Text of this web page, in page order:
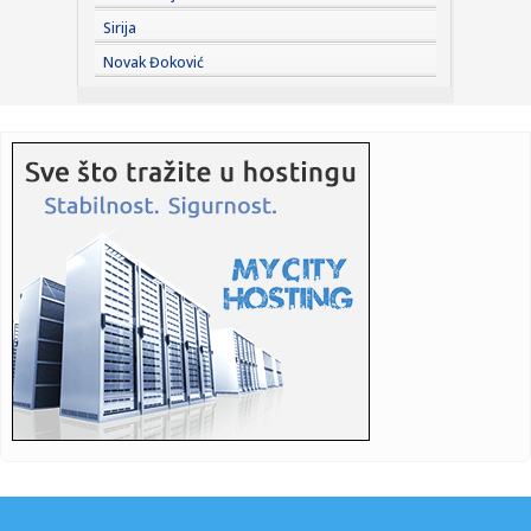
12:26:PRED NOVU SEZONU SVE MORA DA BUDE SPREMNO: Sudije
Zone „Zapad...
12:25: Piper: "Zastrašujuća poruka Aleksandra Dikića"; "Gde je
Tužil...
12:24:
12:21:Migranti nadiru ka Velikoj Britaniji
12:18:Zvezda izdala saopštenje pred Hapoel
12:17:Vikend kontrola u Kikindi: Deset vozača zadržano zbog
alkohola ...
Sirija
Novak Đoković